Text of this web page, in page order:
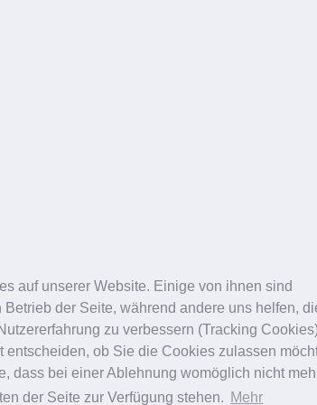
auf unserer Website. Einige von ihnen sind
der Seite, während andere uns helfen,
zu verbessern (Tracking
entscheiden, ob Sie die Cookies zulassen
dass bei einer Ablehnung womöglich nicht
der Seite zur Verfügung stehen. Mehr